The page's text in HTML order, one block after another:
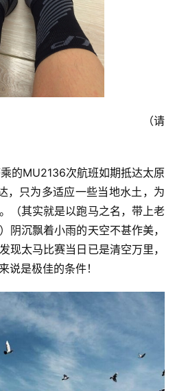
请
MU2136次航班如期抵达太原
，只为多适应一些当地水土，为
（其实就是以跑马之名，带上老
阴沉飘着小雨的天空不甚作美，
现太马比赛当日已是清空万里，
说是极佳的条件！